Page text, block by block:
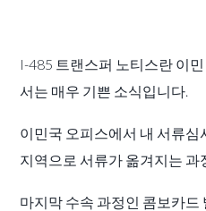
I-485 트랜스퍼 노티스란 이
서는 매우 기쁜 소식입니다.
이민국 오피스에서 내 서류심
지역으로 서류가 옮겨지는 과
마지막 수속 과정인 콤보카드